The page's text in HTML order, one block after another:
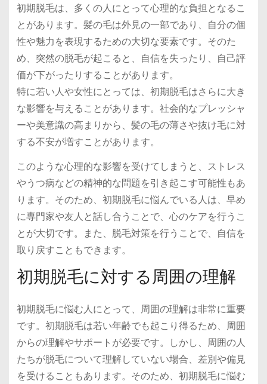
初期脱毛は、多くの人にとって心理的な負担となるこ
とがあります。髪の毛は外見の一部であり、自分の個
性や魅力を表現するための大切な要素です。そのた
め、突然の脱毛が起こると、自信を失ったり、自己評
価が下がったりすることがあります。
特に若い人や女性にとっては、初期脱毛はさらに大き
な影響を与えることがあります。社会的なプレッシャ
ーや美意識の高まりから、髪の毛の薄さや抜け毛に対
する不安が増すことがあります。
このような心理的な影響を受けてしまうと、ストレス
やうつ病などの精神的な問題を引き起こす可能性もあ
ります。そのため、初期脱毛に悩んでいる人は、早め
に専門家や友人と話し合うことで、心のケアを行うこ
とが大切です。また、脱毛対策を行うことで、自信を
取り戻すこともできます。
初期脱毛に対する周囲の理解
初期脱毛に悩む人にとって、周囲の理解は非常に重要
です。初期脱毛は若い年齢でも起こり得るため、周囲
からの理解やサポートが必要です。しかし、周囲の人
たちが脱毛について理解していない場合、差別や偏見
を受けることもあります。そのため、初期脱毛に悩む